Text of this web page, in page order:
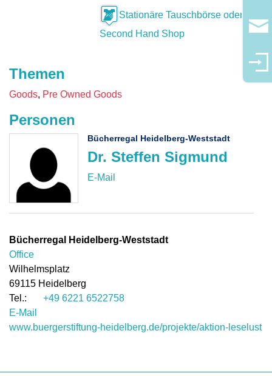
Stationäre Tauschbörse oder
Second Hand Shop
Themen
Goods Pre Owned Goods
Personen
Dr. Steffen Sigmund
Bücherregal Heidelberg-Weststadt
Bücherregal Heidelberg-Weststadt
Office
Wilhelmsplatz
69115 Heidelberg
+49 6221 6522758
E-Mail
www.buergerstiftung-heidelberg.de/projekte/aktion-leselust